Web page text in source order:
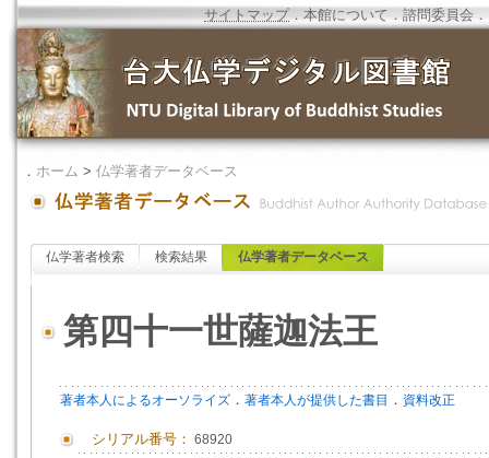
サイトマップ．本館について ．諮問委員会 ．
． ホーム > 仏学著者データベース
仏学著者検索 検索結果 仏学著者データベース
第四十一世薩迦法王
著者本人によるオーソライズ ． 著者本人が提供した書目 ． 資料改正
シリアル番号： 68920